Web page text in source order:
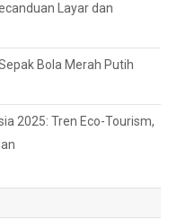
Layar dan
Bola Merah Putih
2025: Tren Eco-Tourism,